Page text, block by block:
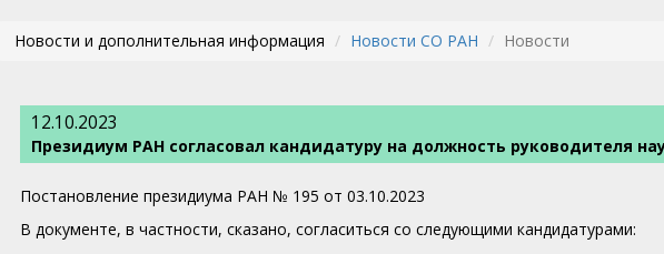
Новости и дополнительная информация Новости СО РАН Новости
12.10.2023
Президиум РАН согласовал кандидатуру на должность руководителя
Постановление президиума РАН № 195 от 03.10.2023
В документе, в частности, сказано, согласиться со следующими кандидатурами: